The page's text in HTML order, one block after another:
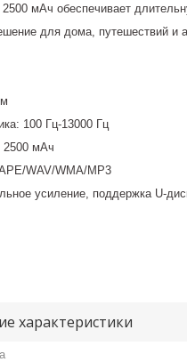
мАч обеспечивает
для дома, путешествий и
100 Гц-13000 Гц
2500 мАч
WAV/WMA/MP3
усиление, поддержка U-
характеристики